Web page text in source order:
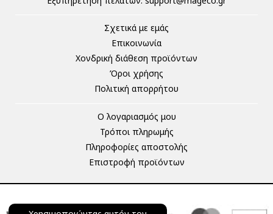
Σχετικά με εμάς
Επικοινωνία
Χονδρική διάθεση προϊόντων
Όροι χρήσης
Πολιτική απορρήτου
Ο λογαριασμός μου
Τρόποι πληρωμής
Πληροφορίες αποστολής
Επιστροφή προϊόντων